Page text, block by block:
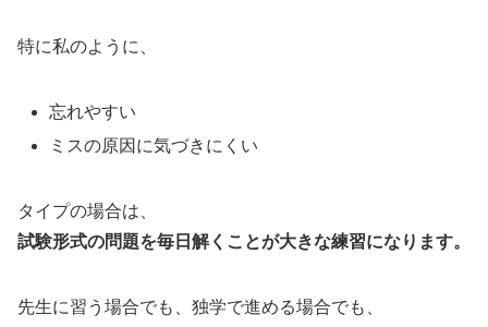
特に私のように、
忘れやすい
ミスの原因に気づきにくい
タイプの場合は、
試験形式の問題を毎日解くことが大きな練習になります。
先生に習う場合でも、独学で進める場合でも、